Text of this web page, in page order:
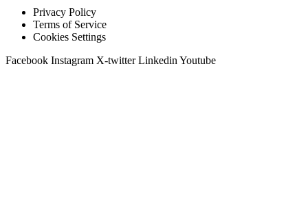
Privacy Policy
Terms of Service
Cookies Settings
Facebook Instagram X-twitter Linkedin Youtube